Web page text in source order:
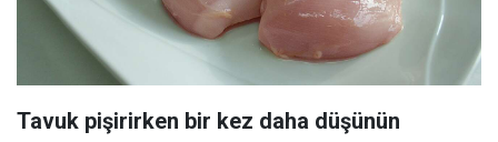
Tavuk pişirirken bir kez daha düşünün